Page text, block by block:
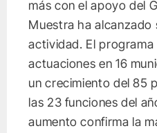
más con el apoyo del
Muestra ha alcanzado
actividad. El
actuaciones en 16
un crecimiento del 85
las 23 funciones del
aumento confirma la